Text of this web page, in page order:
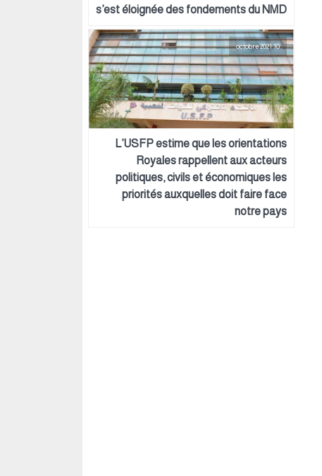
s’est éloignée des fondements du NMD
10 octobre 2021
L’USFP estime que les orientations
Royales rappellent aux acteurs
politiques, civils et économiques les
priorités auxquelles doit faire face
notre pays